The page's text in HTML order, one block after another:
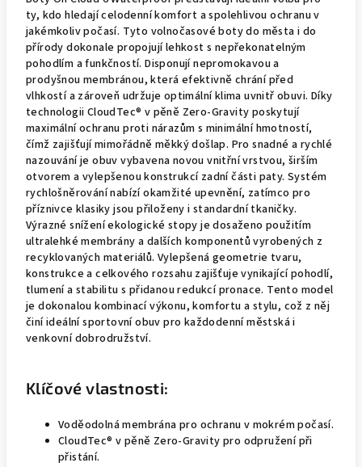
ty, kdo hledají celodenní komfort a spolehlivou ochranu v
jakémkoliv počasí. Tyto volnočasové boty do města i do
přírody dokonale propojují lehkost s nepřekonatelným
pohodlím a funkčností. Disponují nepromokavou a
prodyšnou membránou, která efektivně chrání před
vlhkostí a zároveň udržuje optimální klima uvnitř obuvi. Díky
technologii CloudTec® v pěně Zero-Gravity poskytují
maximální ochranu proti nárazům s minimální hmotností,
čímž zajišťují mimořádně měkký došlap. Pro snadné a rychlé
nazouvání je obuv vybavena novou vnitřní vrstvou, širším
otvorem a vylepšenou konstrukcí zadní části paty. Systém
rychlošněrování nabízí okamžité upevnění, zatímco pro
příznivce klasiky jsou přiloženy i standardní tkaničky.
Výrazné snížení ekologické stopy je dosaženo použitím
ultralehké membrány a dalších komponentů vyrobených z
recyklovaných materiálů. Vylepšená geometrie tvaru,
konstrukce a celkového rozsahu zajišťuje vynikající pohodlí,
tlumení a stabilitu s přidanou redukcí pronace. Tento model
je dokonalou kombinací výkonu, komfortu a stylu, což z něj
činí ideální sportovní obuv pro každodenní městská i
venkovní dobrodružství.
Klíčové vlastnosti:
Voděodolná membrána pro ochranu v mokrém počasí.
CloudTec® v pěně Zero-Gravity pro odpružení při
přistání.